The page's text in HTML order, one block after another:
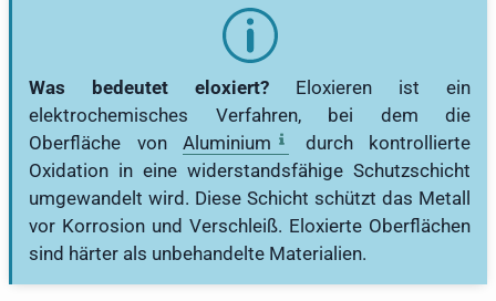
Was bedeutet eloxiert? Eloxieren ist ein
elektrochemisches Verfahren, bei dem die
Oberfläche von Aluminium
durch kontrollierte
Oxidation in eine widerstandsfähige Schutzschicht
umgewandelt wird. Diese Schicht schützt das Metall
vor Korrosion und Verschleiß. Eloxierte Oberflächen
sind härter als unbehandelte Materialien.